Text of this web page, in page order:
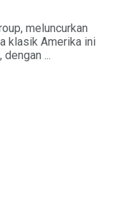
meluncurkan
klasik Amerika ini
...